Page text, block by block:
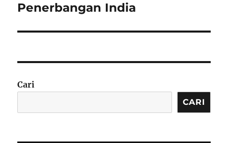
Penerbangan India
Cari
CARI